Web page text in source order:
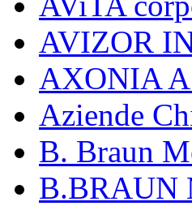
AVIZOR
AXONIA
Aziende
B. Braun
B.BRAUN